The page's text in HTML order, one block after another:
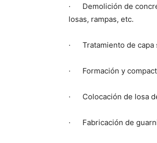
· Demolición de
losas, rampas, etc.
· Tratamiento de capa
· Formación y
· Colocación de losa
· Fabricación de